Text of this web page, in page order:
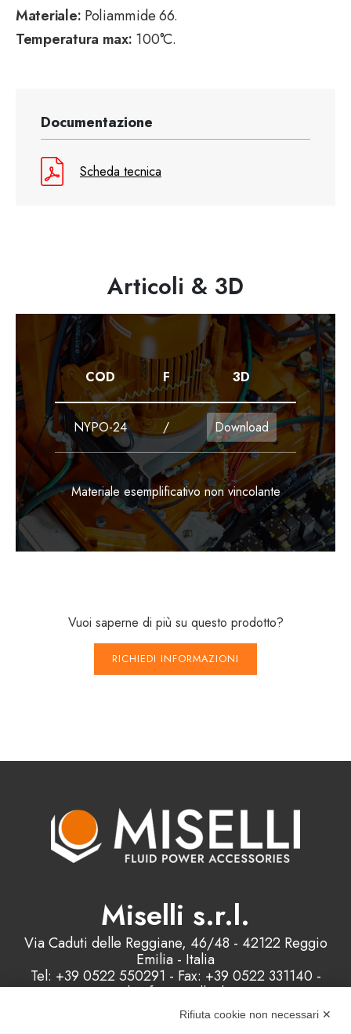
Materiale: Poliammide 66.
Temperatura max: 100°C.
Documentazione
Scheda tecnica
Articoli & 3D
COD F 3D
NYPO-24 / Download
Materiale esemplificativo non vincolante
Vuoi saperne di più su questo prodotto?
RICHIEDI INFORMAZIONI
Miselli s.r.l.
Via Caduti delle Reggiane, 46/48 - 42122 Reggio
Emilia - Italia
Tel: +39 0522 550291 - Fax: +39 0522 331140 -
Email: info@misellisrl.com
P.IVA e C.F. : 00178200358 - Capitale Sociale:
98.000 euro
Rifiuta cookie non necessari ✕